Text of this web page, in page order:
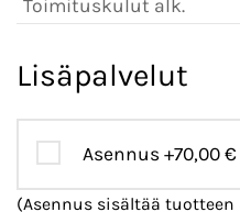
Toimituskulut alk.
Lisäpalvelut
Asennus +70,00 €
(Asennus sisältää